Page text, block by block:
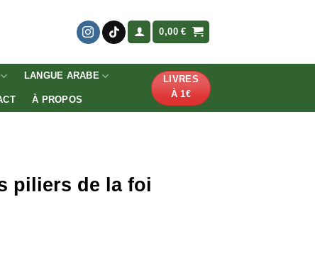
0,00€
LANGUE ARABE
À PROPOS
LIVRES
À 1€
piliers de la foi